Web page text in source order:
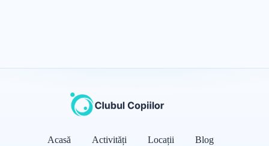
Acasă Activități Locații
Blog